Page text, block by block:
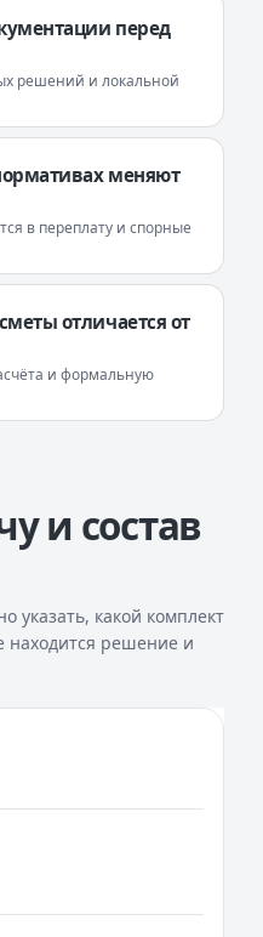
перед
решений и локальной
меняют
в переплату и спорные
отличается от
и формальную
и состав
указать, какой комплект
находится решение и